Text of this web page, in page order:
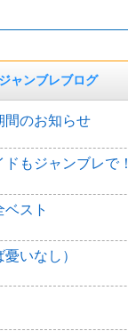
ジャンブレブログ
間のお知らせ
もジャンブレで！
スト
いなし）